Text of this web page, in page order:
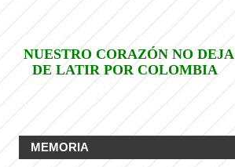
NUESTRO CORAZÓN NO DEJA
DE LATIR POR COLOMBIA
MEMORIA